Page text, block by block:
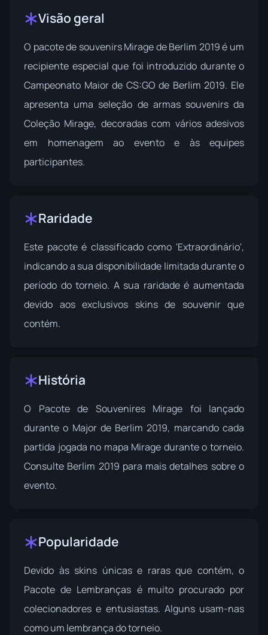
Visão geral
O pacote de souvenirs Mirage de Berlim 2019 é um
recipiente especial que foi introduzido durante o
Campeonato Maior de CS:GO de Berlim 2019. Ele
apresenta uma seleção de armas souvenirs da
Coleção Mirage, decoradas com vários adesivos
em homenagem ao evento e às equipes
participantes.
Raridade
Este pacote é classificado como 'Extraordinário',
indicando a sua disponibilidade limitada durante o
período do torneio. A sua raridade é aumentada
devido aos exclusivos skins de souvenir que
contém.
História
O Pacote de Souvenires Mirage foi lançado
durante o Major de Berlim 2019, marcando cada
partida jogada no mapa Mirage durante o torneio.
Consulte Berlim 2019 para mais detalhes sobre o
evento.
Popularidade
Devido às skins únicas e raras que contém, o
Pacote de Lembranças é muito procurado por
colecionadores e entusiastas. Alguns usam-nas
como um lembrança do torneio.